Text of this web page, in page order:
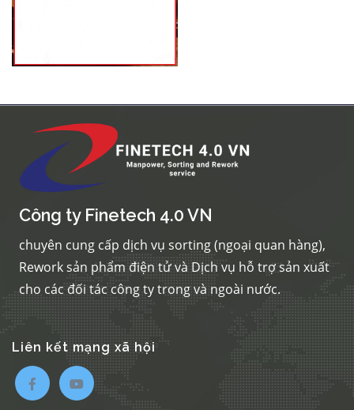
Công ty Finetech 4.0 VN
chuyên cung cấp dịch vụ sorting (ngoại quan hàng),
Rework sản phẩm điện tử và Dịch vụ hỗ trợ sản xuất
cho các đối tác công ty trong và ngoài nước.
Liên kết mạng xã hội